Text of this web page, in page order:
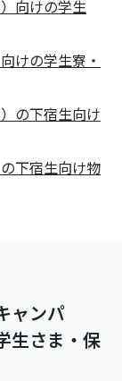
向けの学生
けの学生寮・
の下宿生向け
下宿生向け物
ャンパ
生さま・保